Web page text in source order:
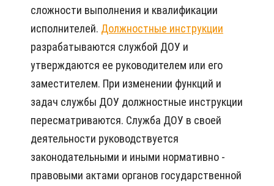
сложности выполнения и квалификации
исполнителей. Должностные инструкции
разрабатываются службой ДОУ и
утверждаются ее руководителем или его
заместителем. При изменении функций и
задач службы ДОУ должностные инструкции
пересматриваются. Служба ДОУ в своей
деятельности руководствуется
законодательными и иными нормативно -
правовыми актами органов государственной